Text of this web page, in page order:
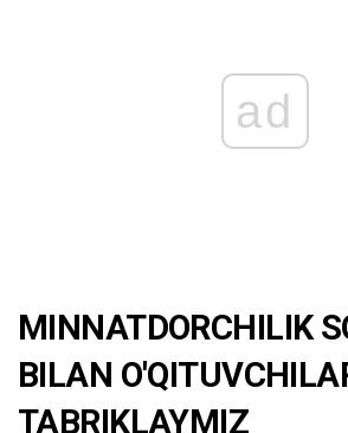
ad
MINNATDORCHILIK
BILAN
TABRIKLAYMIZ